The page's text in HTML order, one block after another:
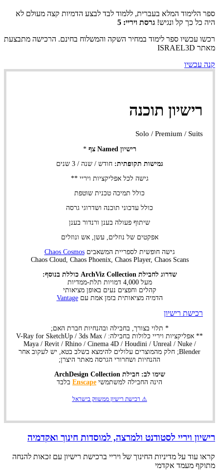
ספר הלימוד המלא בעברית, ללמוד לבד לבצע הדמיות קצה מעולם לא
היה כל כך קל ונגיש! גרסת ויריי: 5
רכשו עכשיו ספר לימוד במחיר השקה והמשלוח בחינם. הרכישה מתבצעת
מאתר ISRAEL3D
קנה עכשיו
רישיון תוכנה
Solo / Premium / Suits
רישיון Named צף
*
גמישות תקופתית:חודש / שנה / 3 שנים
גישה לכל אפליקציות ויריי **
כולל תמיכה טכנית שוטפת
כולל עדכוני תוכנה ושדרוגי גרסה
שיתוף פעולה בענן ורנדור בענן
אפקטים של נוזלים, עשן, אש ונוזלים
גישה חופשית לספריית המשאביםChaos Cosmos
Chaos Cloud, Chaos Phoenix, Chaos Player, Chaos Scans
שדרוג לחבילת ArchViz Collection כוללת בנוסף:
מעל 4,000 דמויות תלת-ממדיות
קהלים וחפצים נעים באופן מציאותי
הדמיה מציאותית בזמן אמת עםVantage
רכישת רישיון
* תלוי בצורך, בחבילה ובהנחיות חברת האם;
** אפליקציות ויריי כלולות בחבילה: V-Ray for SketchUp / 3ds Max /
Maya / Revit / Rhino / Cinema 4D / Houdini / Unreal / Nuke /
Blender; חלק מהמוצרים עלולים להימצא בשלב בטא, יש לעקוב אחר
ההנחיות ושחרורי הגרסה מאתר היצרן;
שימו לב: חבילת ArchDesign Collection
הינה החבילה למשתמשי Enscape בלבד
⚠ רכישת רישיון ממשווק בישראל
רישיון ויריי לסטודנט ולמרצה, למוסדות חינוך ואקדמיה
קראו עוד על מדיניות החינוך של ויריי ברכישת רישיון עם זכאות להנחה
מתוקף מעמד אקדמי